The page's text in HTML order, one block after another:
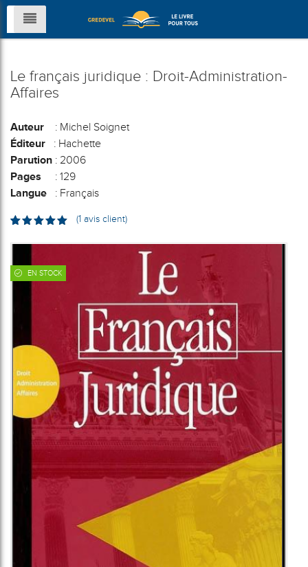
Le français juridique : Droit-Administration-
Affaires
Auteur : Michel Soignet
Éditeur : Hachette
Parution : 2006
Pages : 129
Langue : Français
sur 5
notation
client
(1 avis client)
EN STOCK